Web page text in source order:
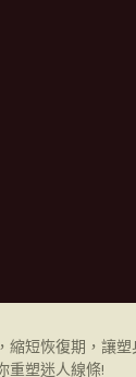
短恢復期，讓
重塑迷人線條!